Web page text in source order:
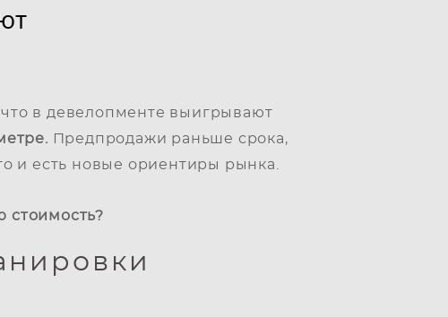
в девелопменте выигрывают
Предпродажи раньше срока,
и есть новые ориентиры рынка.
стоимость?